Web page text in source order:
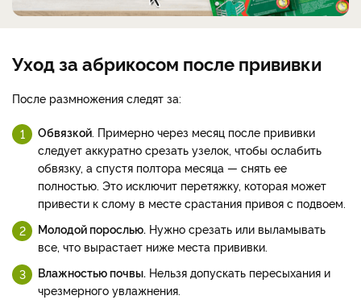
Уход за абрикосом после прививки
После размножения следят за:
Обвязкой. Примерно через месяц после прививки
следует аккуратно срезать узелок, чтобы ослабить
обвязку, а спустя полтора месяца — снять ее
полностью. Это исключит перетяжку, которая может
привести к слому в месте срастания привоя с подвоем.
Молодой порослью. Нужно срезать или выламывать
все, что вырастает ниже места прививки.
Влажностью почвы. Нельзя допускать пересыхания и
чрезмерного увлажнения.